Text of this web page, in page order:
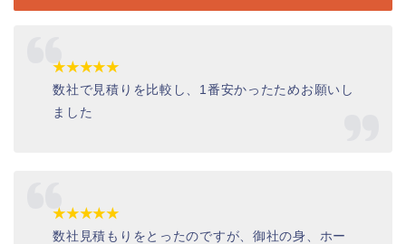
★★★★★
数社で見積りを比較し、 1 番安かったためお願いし
ました
★★★★★
数社見積もりをとったのですが、御社の身、ホー